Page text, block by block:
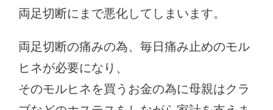
両足切断にまで悪化してしまいます。
両足切断の痛みの為、毎日痛み止めのモル
ヒネが必要になり、
そのモルヒネを買うお金の為に母親はクラ